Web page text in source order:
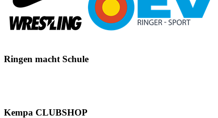
Ringen macht Schule
Kempa CLUBSHOP